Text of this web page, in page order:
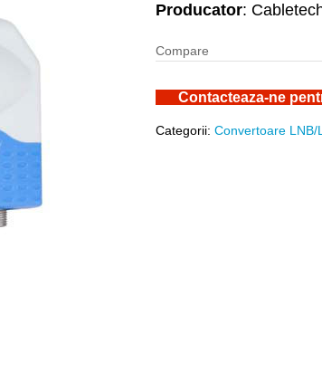
Producator:
Compare
Contacteaza-ne
Categorii:Convertoare LNB/